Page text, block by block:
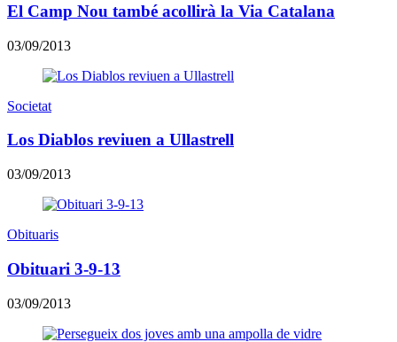
El Camp Nou també acollirà la Via Catalana
03/09/2013
Societat
Los Diablos reviuen a Ullastrell
03/09/2013
Obituaris
Obituari 3-9-13
03/09/2013